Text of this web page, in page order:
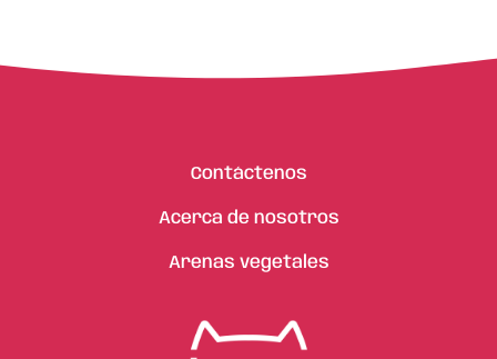
Contáctenos
Acerca de nosotros
Arenas vegetales